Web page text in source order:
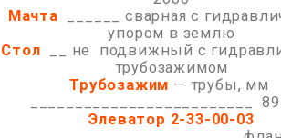
Мачта ______ сварная с
упором в землю
Стол
__ не подвижный с
трубозажимом
Трубозажим — трубы, мм
_________________________
Элеватор 2-33-00-03